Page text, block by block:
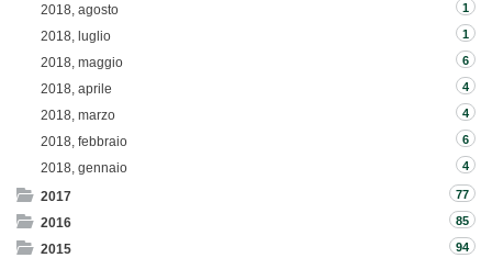
2018, agosto 1
2018, luglio 1
2018, maggio 6
2018, aprile 4
2018, marzo 4
2018, febbraio 6
2018, gennaio 4
2017 77
2016 85
2015 94